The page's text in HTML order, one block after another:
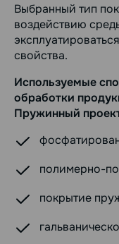
Выбранный тип
воздействию
свойства.
Используемые
обработки
Пружинный
полимерно-
покрытие